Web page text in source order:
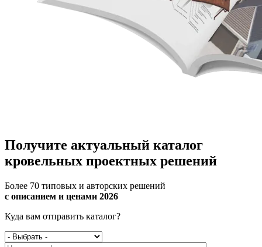
Получите актуальный каталог
кровельных проектных решений
Более 70 типовых и авторских решений
с описанием и ценами 2026
Куда вам отправить каталог?